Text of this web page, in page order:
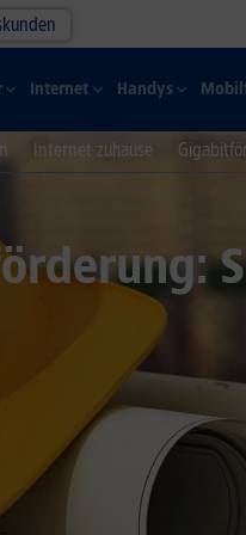
Internet Handys
Internet zuhause